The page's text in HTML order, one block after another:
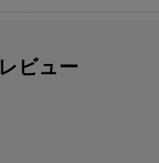
レビュー